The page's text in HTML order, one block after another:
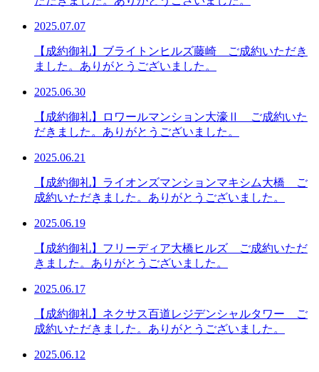
2025.07.07
【成約御礼】ブライトンヒルズ藤崎 ご成約いただき
ました。ありがとうございました。
2025.06.30
【成約御礼】ロワールマンション大濠Ⅱ ご成約いた
だきました。ありがとうございました。
2025.06.21
【成約御礼】ライオンズマンションマキシム大橋 ご
成約いただきました。ありがとうございました。
2025.06.19
【成約御礼】フリーディア大橋ヒルズ ご成約いただ
きました。ありがとうございました。
2025.06.17
【成約御礼】ネクサス百道レジデンシャルタワー ご
成約いただきました。ありがとうございました。
2025.06.12